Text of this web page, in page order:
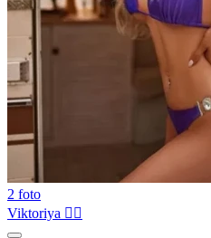
2 foto
Viktoriya ❤️‍🔥